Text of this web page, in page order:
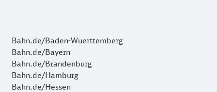
Bahn.de/Baden-Wuerttemberg
Bahn.de/Bayern
Bahn.de/Brandenburg
Bahn.de/Hamburg
Bahn.de/Hessen